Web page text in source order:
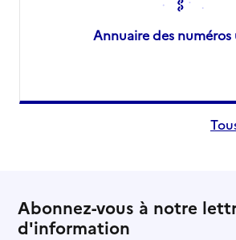
Annuaire des numéros
Abonnez-vous à notre
d'information